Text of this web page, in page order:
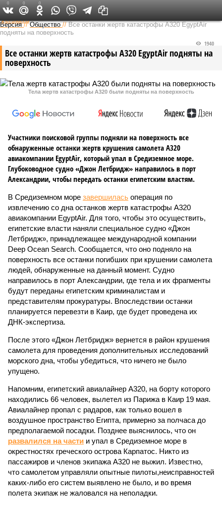
Федеральный выпуск
Версия //Общество //Все останки жертв катастрофы А320 EgyptAir
подняты на поверхность
Все останки жертв катастрофы А320 EgyptAir подняты на
поверхность
1940
Тела жертв катастрофы А320 были подняты на поверхность
Участники поисковой группы подняли на поверхность все
обнаруженные останки жертв крушения самолета А320
авиакомпании EgyptAir, который упал в Средиземное море.
Глубоководное судно «Джон Летбридж» направилось в порт
Александрии, чтобы передать останки египетским властям.
В Средиземном море завершилась операция по
извлечению со дна останков жертв катастрофы А320
авиакомпании EgyptAir. Для того, чтобы это осуществить,
египетские власти наняли специальное судно «Джон
Летбридж», принадлежащее международной компании
Deep Ocean Search. Сообщается, что оно подняло на
поверхность все останки погибших при крушении самолета
людей, обнаруженные на данный момент. Судно
направилось в порт Александрии, где тела и их фрагменты
будут переданы египетским криминалистам и
представителям прокуратуры. Впоследствии останки
планируется перевезти в Каир, где будет проведена их
ДНК-экспертиза.
После этого «Джон Летбридж» вернется в район крушения
самолета для проведения дополнительных исследований
морского дна, чтобы убедиться, что ничего не было
упущено.
Напомним, египетский авиалайнер А320, на борту которого
находились 66 человек, вылетел из Парижа в Каир 19 мая.
Авиалайнер пропал с радаров, как только вошел в
воздушное пространство Египта, примерно за полчаса до
предполагаемой посадки. Позднее выяснилось, что он
развалился на части и упал в Средиземное море в
окрестностях греческого острова Карпатос. Никто из
пассажиров и членов экипажа А320 не выжил. Известно,
что самолетом управляли опытные пилоты,неисправностей
каких-либо его систем выявлено не было, и во время
полета экипаж не жаловался на неполадки.
0 0 0